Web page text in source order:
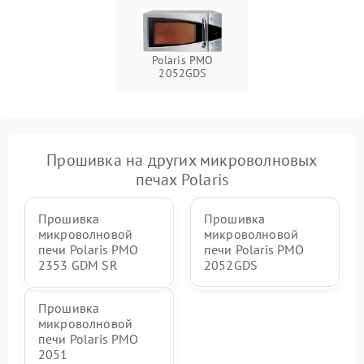
Polaris PMO
2052GDS
Прошивка на других микроволновых
печах Polaris
Прошивка
микроволновой
печи Polaris PMO
2353 GDM SR
Прошивка
микроволновой
печи Polaris PMO
2052GDS
Прошивка
микроволновой
печи Polaris PMO
2051